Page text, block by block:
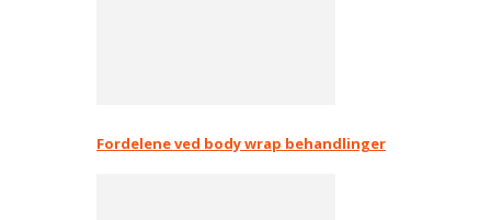
Fordelene ved body wrap behandlinger